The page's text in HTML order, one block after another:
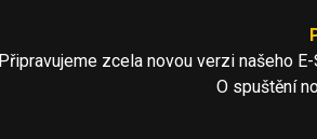
Připravujeme zcela novou verzi našeho
O spuštění